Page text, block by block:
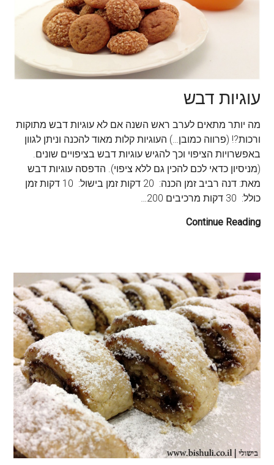
עוגיות דבש
מה יותר מתאים לערב ראש השנה אם לא עוגיות דבש מתוקות
ורכות?! (פרווה כמובן…) העוגיות קלות מאוד להכנה וניתן לגוון
באפשרויות הציפוי וכך להגיש עוגיות דבש בציפויים שונים.
(מניסיון כדאי לכם להכין גם ללא ציפוי). הדפסה עוגיות דבש
מאת: דנה רביב זמן הכנה: 20 דקות זמן בישול: 10 דקות זמן
כולל: 30 דקות מרכיבים 200…
Continue Reading